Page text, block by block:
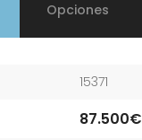
Opciones
15371
87.500€